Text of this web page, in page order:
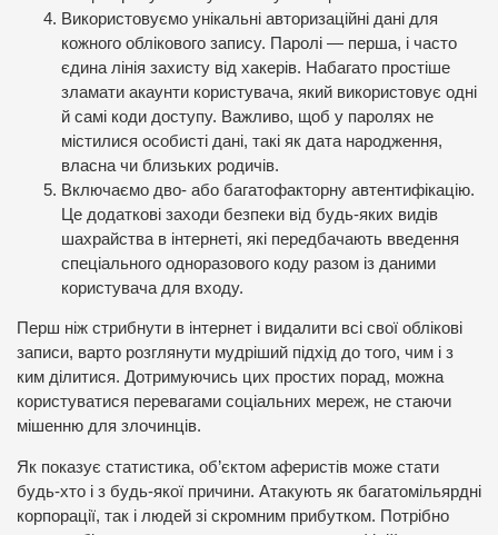
Використовуємо унікальні авторизаційні дані для
кожного облікового запису. Паролі — перша, і часто
єдина лінія захисту від хакерів. Набагато простіше
зламати акаунти користувача, який використовує одні
й самі коди доступу. Важливо, щоб у паролях не
містилися особисті дані, такі як дата народження,
власна чи близьких родичів.
Включаємо дво- або багатофакторну автентифікацію.
Це додаткові заходи безпеки від будь-яких видів
шахрайства в інтернеті, які передбачають введення
спеціального одноразового коду разом із даними
користувача для входу.
Перш ніж стрибнути в інтернет і видалити всі свої облікові
записи, варто розглянути мудріший підхід до того, чим і з
ким ділитися. Дотримуючись цих простих порад, можна
користуватися перевагами соціальних мереж, не стаючи
мішенню для злочинців.
Як показує статистика, об’єктом аферистів може стати
будь-хто і з будь-якої причини. Атакують як багатомільярдні
корпорації, так і людей зі скромним прибутком. Потрібно